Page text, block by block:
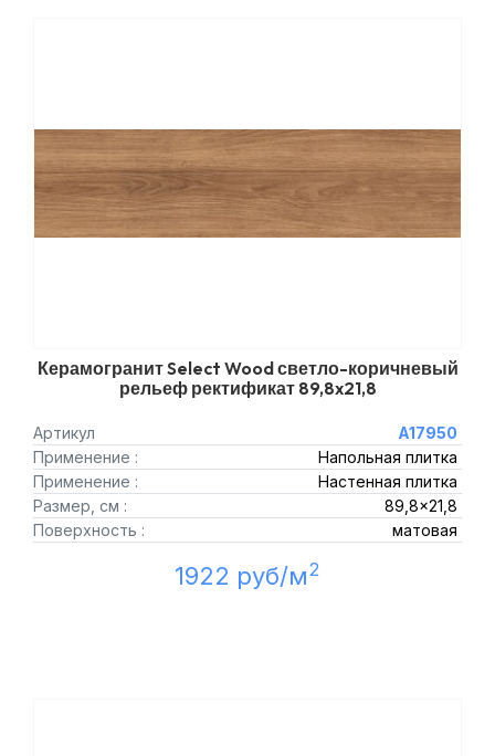
Керамогранит Select Wood светло-коричневый
рельеф ректификат 89,8x21,8
Артикул
A17950
Применение :
Напольная плитка
Применение :
Настенная плитка
Размер, см :
89,8x21,8
Поверхность :
матовая
1922 руб/м2